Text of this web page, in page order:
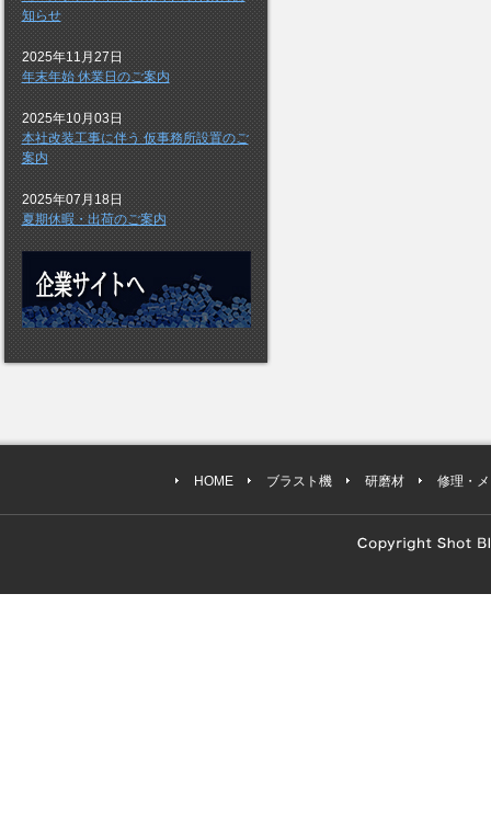
知らせ
2025年11月27日
年末年始 休業日のご案内
2025年10月03日
本社改装工事に伴う 仮事務所設置のご
案内
2025年07月18日
夏期休暇・出荷のご案内
HOME ブラスト機 研磨材 修理・